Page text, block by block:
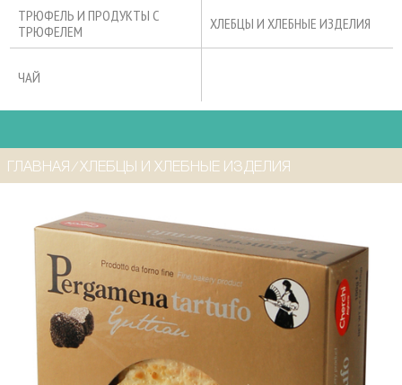
ТРЮФЕЛЬ И ПРОДУКТЫ С
ТРЮФЕЛЕМ
ХЛЕБЦЫ И ХЛЕБНЫЕ ИЗДЕЛИЯ
ЧАЙ
ГЛАВНАЯ ⁄ ХЛЕБЦЫ И ХЛЕБНЫЕ ИЗДЕЛИЯ